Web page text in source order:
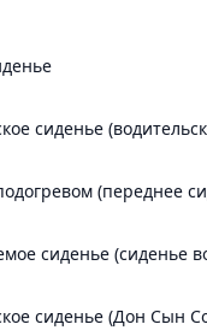
сиденье
(переднее
сиденье (сиденье
сиденье (Дон Сын